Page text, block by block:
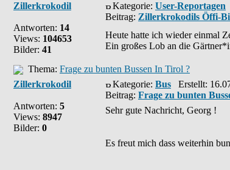
Zillerkrokodil
Antworten: 14
Views: 104653
Bilder: 41
Kategorie: User-Reportagen
Beitrag: Zillerkrokodils Öffi-
Heute hatte ich wieder einmal
Ein großes Lob an die
Thema: Frage zu bunten Bussen In Tirol ?
Zillerkrokodil
Antworten: 5
Views: 8947
Bilder: 0
Kategorie: Bus Erstellt:
Beitrag: Frage zu bunten
Sehr gute Nachricht, Georg !
Es freut mich dass weiterhin